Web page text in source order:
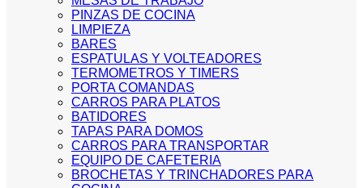
PINZAS DE COCINA
LIMPIEZA
BARES
ESPATULAS Y VOLTEADORES
TERMOMETROS Y TIMERS
PORTA COMANDAS
CARROS PARA PLATOS
BATIDORES
TAPAS PARA DOMOS
CARROS PARA TRANSPORTAR
EQUIPO DE CAFETERIA
BROCHETAS Y TRINCHADORES PARA